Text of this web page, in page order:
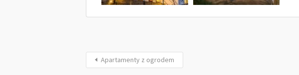
Apartamenty z ogrodem